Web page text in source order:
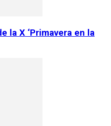
la X ‘Primavera en la